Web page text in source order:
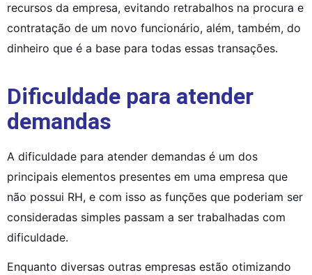
recursos da empresa, evitando retrabalhos na procura e
contratação de um novo funcionário, além, também, do
dinheiro que é a base para todas essas transações.
Dificuldade para atender
demandas
A dificuldade para atender demandas é um dos
principais elementos presentes em uma empresa que
não possui RH, e com isso as funções que poderiam ser
consideradas simples passam a ser trabalhadas com
dificuldade.
Enquanto diversas outras empresas estão otimizando